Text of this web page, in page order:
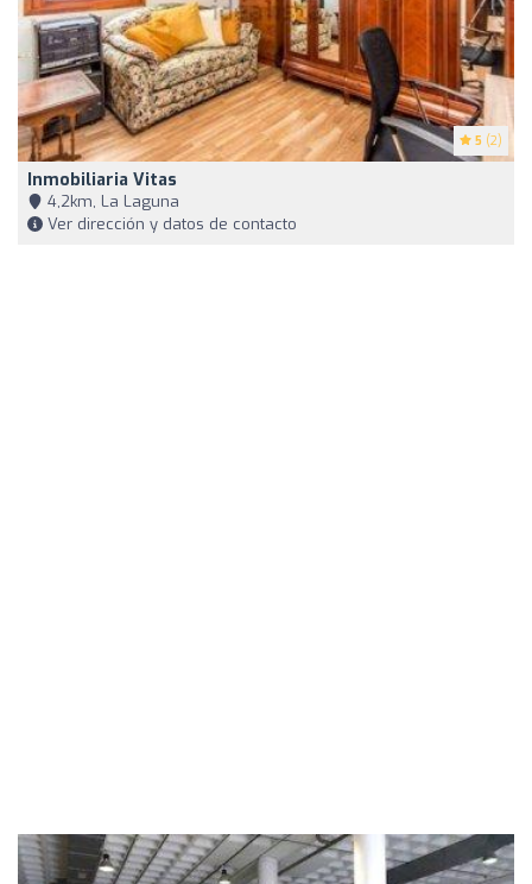
5 (2)
Inmobiliaria Vitas
4,2km, La Laguna
Ver dirección y datos de contacto